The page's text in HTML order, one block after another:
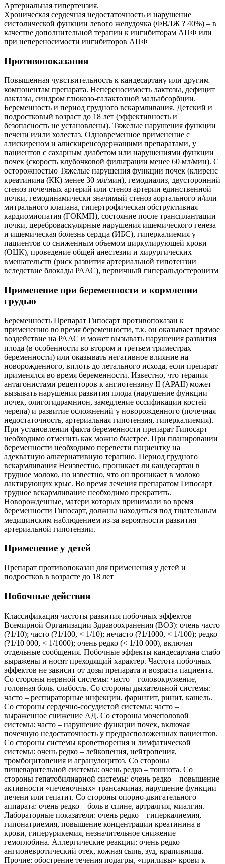
Артериальная гипертензия.
Хроническая сердечная недостаточность и нарушение
систолической функции левого желудочка (ФВЛЖ ? 40%) – в
качестве дополнительной терапии к ингибиторам АПФ или
при непереносимости ингибиторов АПФ
Противопоказания
Повышенная чувствительность к кандесартану или другим
компонентам препарата. Непереносимость лактозы, дефицит
лактазы, синдром глюкозо-галактозной мальабсорбции.
Беременность и период грудного вскармливания. Детский и
подростковый возраст до 18 лет (эффективность и
безопасность не установлены). Тяжелые нарушения функции
печени и/или холестаз. Одновременное применение с
алискиреном и алискиренсодержащими препаратами, у
пациентов с сахарным диабетом или нарушениями функции
почек (скорость клубочковой фильтрации менее 60 мл/мин). С
осторожностью Тяжелые нарушения функции почек (клиренс
креатинина (КК) менее 30 мл/мин), гемодиализ, двусторонний
стеноз почечных артерий или стеноз артерии единственной
почки, гемодинамически значимый стеноз аортального и/или
митрального клапана, гипертрофическая обструктивная
кардиомиопатия (ГОКМП), состояние после трансплантации
почки, цереброваскулярные нарушения ишемического генеза
и ишемическая болезнь сердца (ИБС), гиперкалиемия у
пациентов со сниженным объемом циркулирующей крови
(ОЦК), проведение общей анестезии и хирургических
вмешательств (риск развития артериальной гипотензии
вследствие блокады РААС), первичный гиперальдостеронизм
Применение при беременности и кормлении
грудью
Беременность Препарат Гипосарт противопоказан к
применению во время беременности, т.к. он оказывает прямое
воздействие на РААС и может вызывать нарушения развития
плода (в особенности во втором и третьем триместрах
беременности) или оказывать негативное влияние на
новорожденного, вплоть до летального исхода, если препарат
применялся во время беременности. Известно, что терапия
антагонистами рецепторов к ангиотензину II (АРАII) может
вызывать нарушения развития плода (нарушение функции
почек, олигогидрамнион, замедление оссификации костей
черепа) и развитие осложнений у новорожденного (почечная
недостаточность, артериальная гипотензия, гиперкалиемия).
При установлении факта беременности препарат Гипосарт
необходимо отменить как можно быстрее. При планировании
беременности необходимо перевести пациентку на
адекватную альтернативную терапию. Период грудного
вскармливания Неизвестно, проникает ли кандесартан в
грудное молоко, но известно, что он проникает в молоко
лактирующих крыс. Во время лечения препаратом Гипосарт
грудное вскармливание необходимо прекратить.
Новорожденные, матери которых принимали во время
беременности Гипосарт, должны находиться под тщательным
медицинским наблюдением из-за вероятности развития
артериальной гипотензии.
Применение у детей
Препарат противопоказан для применения у детей и
подростков в возрасте до 18 лет
Побочные действия
Классификация частоты развития побочных эффектов
Всемирной Организации Здравоохранения (ВОЗ): очень часто
(?1/10); часто (?1/100, < 1/10); нечасто (?1/1000, < 1/100); редко
(?1/10 000, < 1/1000); очень редко (< 1/10 000), включая
отдельные сообщения. Побочные эффекты кандесартана слабо
выражены и носят преходящий характер. Частота побочных
эффектов не зависит от дозы препарата и возраста пациента.
Со стороны нервной системы: часто – головокружение,
головная боль, слабость. Со стороны дыхательной системы:
часто – респираторные инфекции, фарингит, ринит, кашель.
Со стороны сердечно-сосудистой системы: часто –
выраженное снижение АД. Со стороны мочеполовой
системы: часто – нарушение функции почек, включая
почечную недостаточность у предрасположенных пациентов.
Со стороны системы кроветворения и лимфатической
системы: очень редко – лейкопения, нейтропения,
тромбоцитопения и агранулоцитоз. Со стороны
пищеварительной системы: очень редко – тошнота. Со
стороны гепатобилиарной системы: очень редко – повышение
активности «печеночных» трансаминаз, нарушение функции
печени или гепатит. Со стороны опорно-двигательного
аппарата: очень редко – боль в спине, артралгия, миалгия.
Лабораторные показатели: очень редко – гиперкалиемия,
гипонатриемия, повышение концентрации креатинина в
крови, гиперурикемия, незначительное снижение
гемоглобина. Аллергические реакции: очень редко –
ангионевротический отек, кожная сыпь, зуд, крапивница.
Прочие: обострение течения подагры, «приливы» крови к